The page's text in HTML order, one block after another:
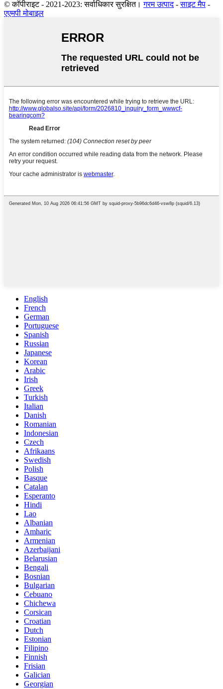
© कॉपीराइट - 2021-2023: सर्वाधिकार सुरक्षित। गरम उत्पाद-साइट मैप -
एएमपी मोबाइल
English
French
German
Portuguese
Spanish
Russian
Japanese
Korean
Arabic
Irish
Greek
Turkish
Italian
Danish
Romanian
Indonesian
Czech
Afrikaans
Swedish
Polish
Basque
Catalan
Esperanto
Hindi
Lao
Albanian
Amharic
Armenian
Azerbaijani
Belarusian
Bengali
Bosnian
Bulgarian
Cebuano
Chichewa
Corsican
Croatian
Dutch
Estonian
Filipino
Finnish
Frisian
Galician
Georgian